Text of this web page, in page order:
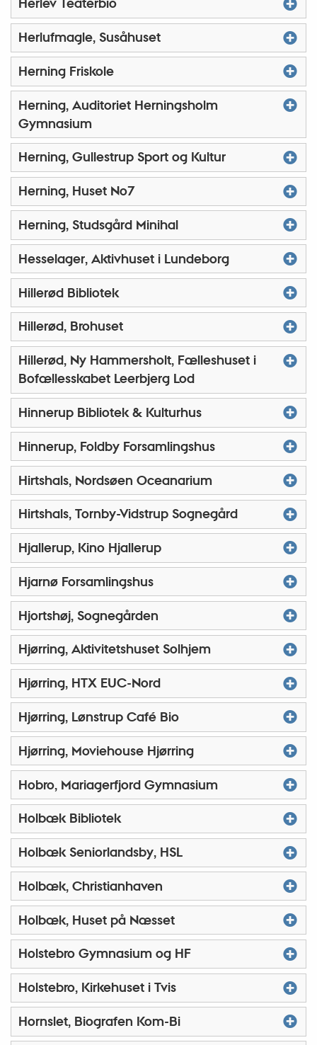
Herlev Teaterbio
Herlufmagle, Susåhuset
Herning Friskole
Herning, Auditoriet Herningsholm
Gymnasium
Herning, Gullestrup Sport og Kultur
Herning, Huset No7
Herning, Studsgård Minihal
Hesselager, Aktivhuset i Lundeborg
Hillerød Bibliotek
Hillerød, Brohuset
Hillerød, Ny Hammersholt, Fælleshuset i
Bofællesskabet Leerbjerg Lod
Hinnerup Bibliotek & Kulturhus
Hinnerup, Foldby Forsamlingshus
Hirtshals, Nordsøen Oceanarium
Hirtshals, Tornby-Vidstrup Sognegård
Hjallerup, Kino Hjallerup
Hjarnø Forsamlingshus
Hjortshøj, Sognegården
Hjørring, Aktivitetshuset Solhjem
Hjørring, HTX EUC-Nord
Hjørring, Lønstrup Café Bio
Hjørring, Moviehouse Hjørring
Hobro, Mariagerfjord Gymnasium
Holbæk Bibliotek
Holbæk Seniorlandsby, HSL
Holbæk, Christianhaven
Holbæk, Huset på Næsset
Holstebro Gymnasium og HF
Holstebro, Kirkehuset i Tvis
Hornslet, Biografen Kom-Bi